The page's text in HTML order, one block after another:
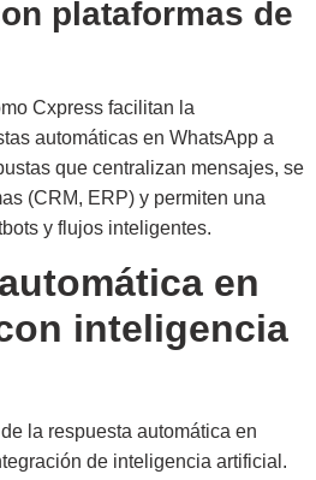
plataformas de
Cxpress facilitan la
automáticas en WhatsApp a
que centralizan mensajes, se
(CRM, ERP) y permiten una
y flujos inteligentes.
en
inteligencia
la respuesta automática en
de inteligencia artificial.